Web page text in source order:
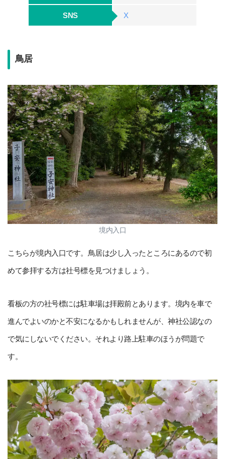
SNS X
鳥居
境内入口
こちらが境内入口です。鳥居は少し入ったところにあるので初
めて参拝する方は社号標を見つけましょう。
看板の方の社号標には駐車場は拝殿前とあります。境内を車で
進んでよいのかと不安になるかもしれませんが、神社公認なの
で気にしないでください。それより路上駐車のほうが問題で
す。